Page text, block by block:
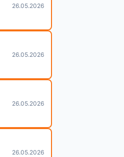
26.05.2026
26.05.2026
26.05.2026
26.05.2026